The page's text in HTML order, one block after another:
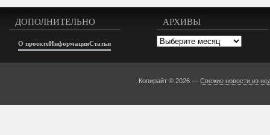
ДОПОЛНИТЕЛЬНО
О проектеИнформацияСтатьи
АРХИВЫ
Архивы
Копирайт © 2026 —Свежие новости из